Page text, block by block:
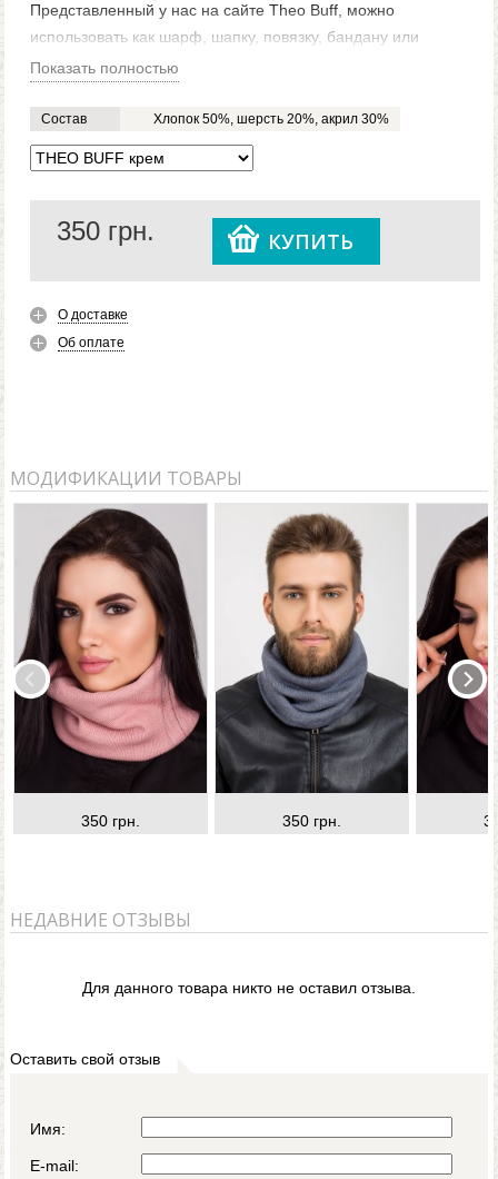
Представленный у нас на сайте Theo Buff, можно
использовать как шарф, шапку, повязку, бандану или
балаклаву. Он утеплен флисом, потому будет очень
повседневного городского стиля, но не менее
актуален он для тех, кто занимается зимними видами
спорта, ведь с его помощью можно закрыть шею и
лицо от ветра и снега.
Показать полностью
Состав Хлопок 50%, шерсть 20%, акрил 30%
350 грн. КУПИТЬ
О доставке
Об оплате
МОДИФИКАЦИИ ТОВАРЫ
350 грн. 350 грн.
НЕДАВНИЕ ОТЗЫВЫ
Для данного товара никто не оставил отзыва.
Оставить свой отзыв
Имя:
E-mail: